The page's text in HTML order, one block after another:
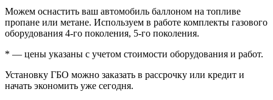
Можем оснастить ваш автомобиль баллоном на топливе
пропане или метане. Используем в работе комплекты газового
оборудования 4-го поколения, 5-го поколения.
* — цены указаны с учетом стоимости оборудования и работ.
Установку ГБО можно заказать в рассрочку или кредит и
начать экономить уже сегодня.